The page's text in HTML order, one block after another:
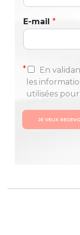
E-mail *
*
En
les
utilisées
JE VEUX